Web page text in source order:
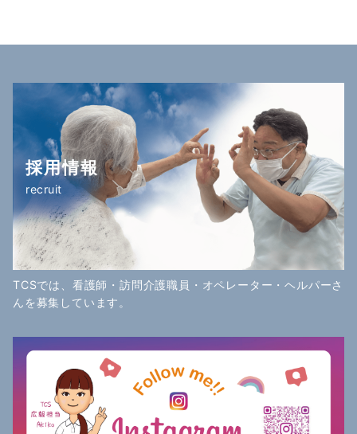
採用情報
recruit
TCSでは、看護師・訪問介護職員・オペレーター・ヘルパーさ
んを募集しています。